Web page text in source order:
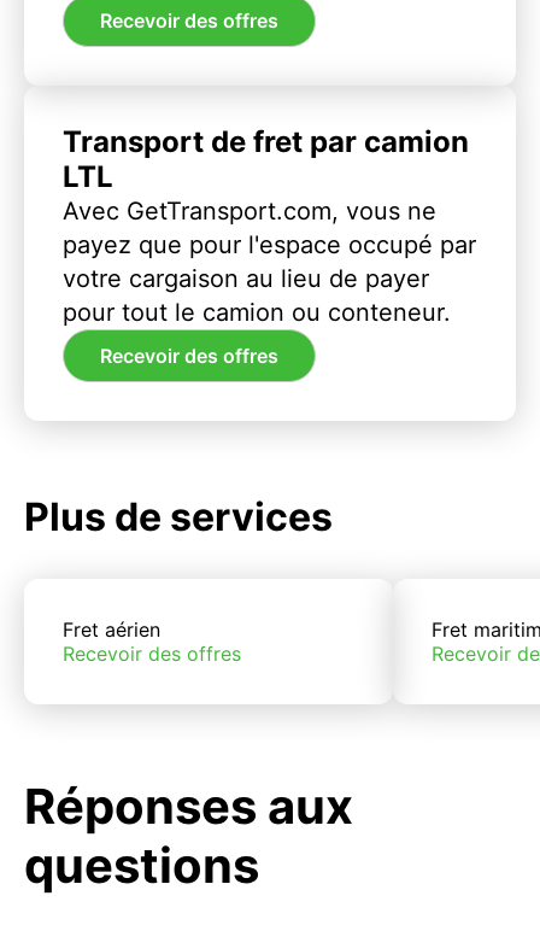
Recevoir des offres
Transport de fret par camion
LTL
Avec GetTransport.com, vous ne
payez que pour l'espace occupé par
votre cargaison au lieu de payer
pour tout le camion ou conteneur.
Recevoir des offres
Plus de services
Fret aérien
Recevoir des offres
Fret
Recevoir
Réponses aux
questions